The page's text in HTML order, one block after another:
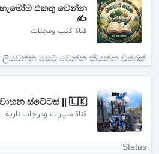
✍️
قناة كتب ومجلات
ලියවන්න සෙට් වෙන්න කියන්න විතරක්...
වාහන ස්ටේටස් || 🇱🇰💐"
قناة سيارات ودراجات نارية
Status